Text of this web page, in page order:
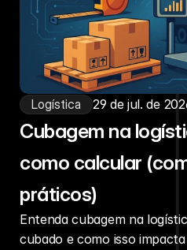
Logística 29 de jul. de
Cubagem na
como calcular
práticos)
Entenda cubagem na
cubado e como isso